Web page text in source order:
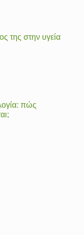
της στην υγεία
πώς